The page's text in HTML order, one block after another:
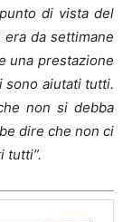
punto di vista del
da settimane
una prestazione
sono aiutati tutti.
non si debba
dire che non ci
tutti”.